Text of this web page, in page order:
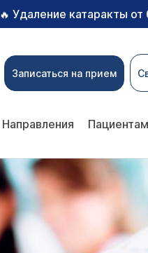
🔥 Удаление катаракты
Записаться на прием
Направления Пациентам